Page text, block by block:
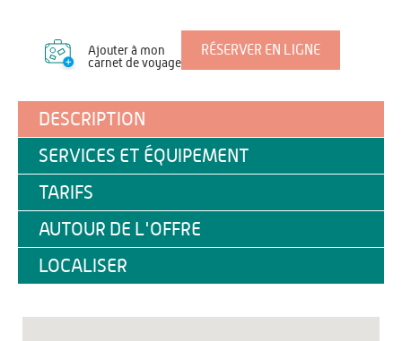
Ajouter à mon
carnet de voyage
RÉSERVER EN LIGNE
DESCRIPTION
SERVICES ET ÉQUIPEMENT
TARIFS
AUTOUR DE L'OFFRE
LOCALISER